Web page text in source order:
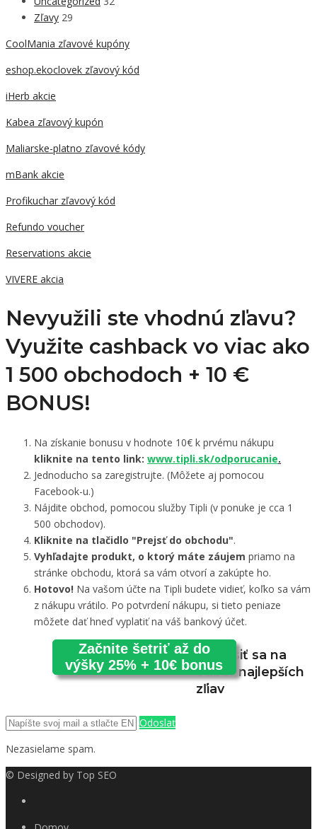
Zľavy 29
CoolMania zľavové kupóny
eshop.ekoclovek zľavový kód
iHerb akcie
Kabea zľavový kupón
Maliarske-platno zľavové kódy
mBank akcie
Profikuchar zľavový kód
Refundo voucher
Reservations akcie
VIVERE akcia
Nevyužili ste vhodnú zľavu?
Využite cashback vo viac ako
1 500 obchodoch + 10 €
BONUS!
Na získanie bonusu v hodnote 10€ k prvému nákupu
kliknite na tento link: www.tipli.sk/odporucanie.
Jednoducho sa zaregistrujte. (Môžete aj pomocou
Facebook-u.)
Nájdite obchod, pomocou služby Tipli (v ponuke je cca 1
500 obchodov).
Kliknite na tlačidlo "Prejsť do obchodu".
Vyhľadajte produkt, o ktorý máte záujem priamo na
stránke obchodu, ktorá sa vám otvorí a zakúpte ho.
Hotovo! Na vašom účte na Tipli budete vidieť, koľko sa vám
z nákupu vrátilo. Po potvrdení nákupu, si tieto peniaze
môžete dať hneď vyplatiť na váš bankový účet.
Začnite šetriť až do
výšky 25% + 10€ bonus
Prihlásiť sa na
odber najlepších
zľiav
Odoslať
Nezasielame spam.
© Designed by Top SEO